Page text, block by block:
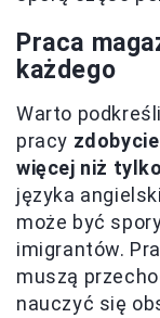
Praca
każdego
Warto
pracy
więcej niż
języka
może być
imigrantów.
muszą
nauczyć się